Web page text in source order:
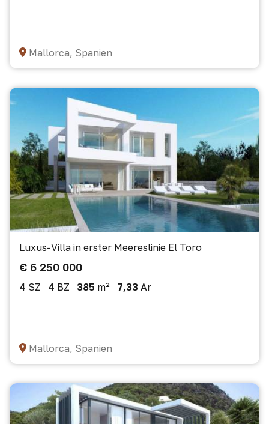
Mallorca, Spanien
Luxus-Villa in erster Meereslinie El Toro
€ 6 250 000
4 SZ 4 BZ 385 m² 7,33 Ar
Mallorca, Spanien